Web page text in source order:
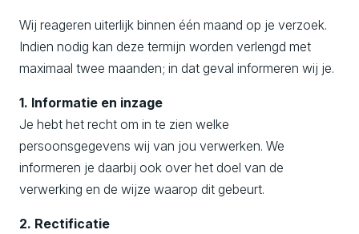
Wij reageren uiterlijk binnen één maand op je verzoek.
Indien nodig kan deze termijn worden verlengd met
maximaal twee maanden; in dat geval informeren wij je.
1. Informatie en inzage
Je hebt het recht om in te zien welke
persoonsgegevens wij van jou verwerken. We
informeren je daarbij ook over het doel van de
verwerking en de wijze waarop dit gebeurt.
2. Rectificatie